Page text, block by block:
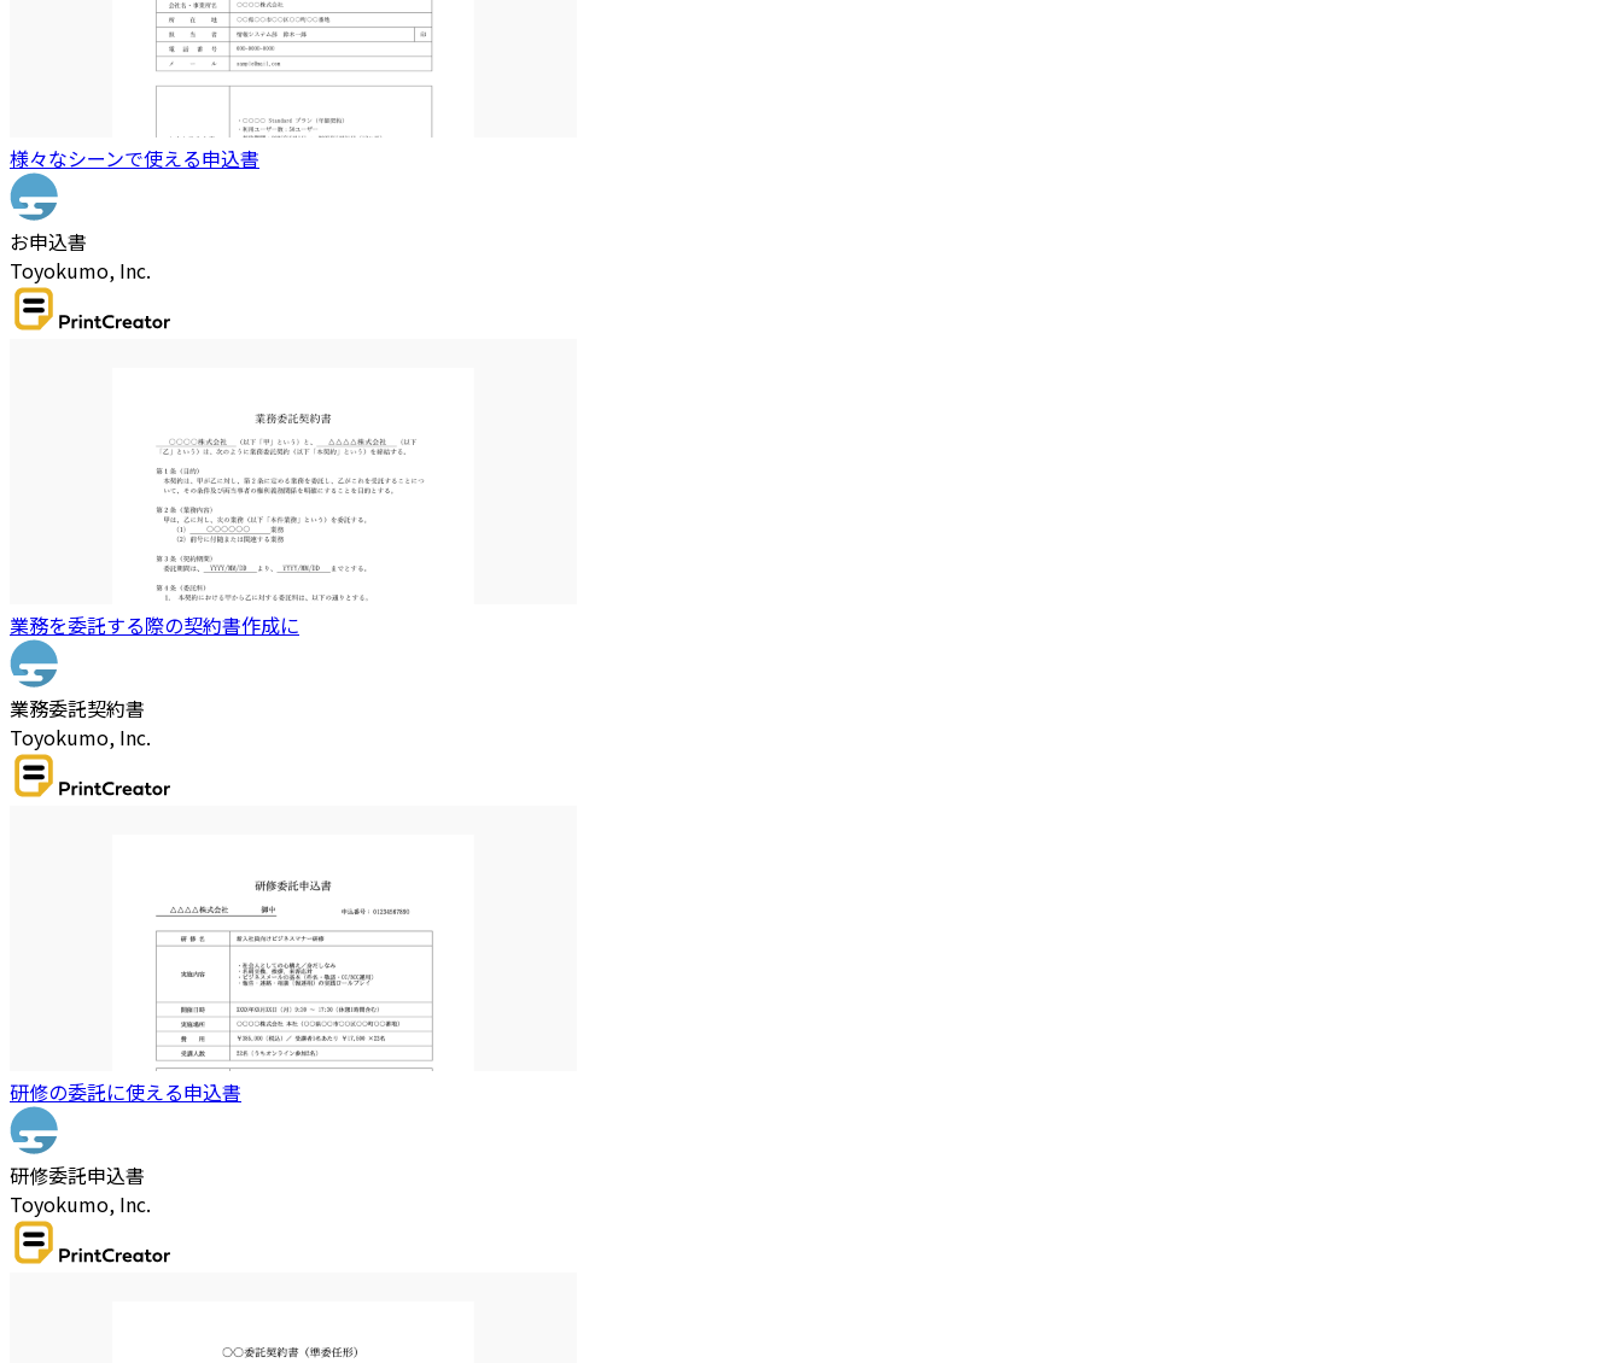
様々なシーンで使える申込書
お申込書
Toyokumo, Inc.
業務を委託する際の契約書作成に
業務委託契約書
Toyokumo, Inc.
研修の委託に使える申込書
研修委託申込書
Toyokumo, Inc.